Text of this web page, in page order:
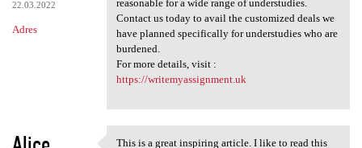
22.03.2022
Adres
reasonable for a wide range of understudies.
Contact us today to avail the customized deals we
have planned specifically for understudies who are
burdened.
For more details, visit :
https://writemyassignment.uk
This is a great inspiring article. I like to read this